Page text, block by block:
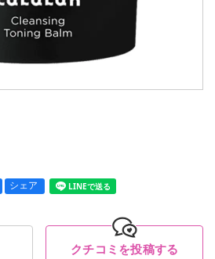
シェア LINEで送る
クチコミを投稿する